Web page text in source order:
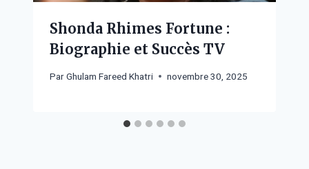
Shonda Rhimes Fortune :
Biographie et Succès TV
ParGhulam Fareed Khatri novembre 30, 2025